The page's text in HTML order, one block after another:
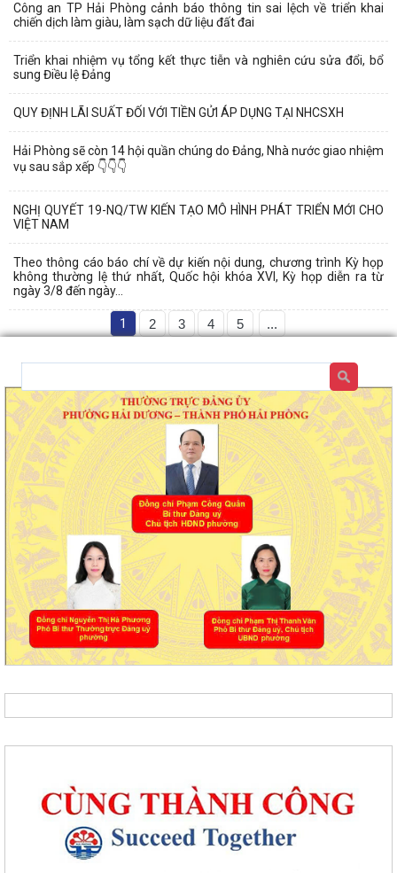
Công an TP Hải Phòng cảnh báo thông tin sai lệch về triển khai
chiến dịch làm giàu, làm sạch dữ liệu đất đai
Triển khai nhiệm vụ tổng kết thực tiễn và nghiên cứu sửa đổi, bổ
sung Điều lệ Đảng
QUY ĐỊNH LÃI SUẤT ĐỐI VỚI TIỀN GỬI ÁP DỤNG TẠI NHCSXH
Hải Phòng sẽ còn 14 hội quần chúng do Đảng, Nhà nước giao nhiệm
vụ sau sắp xếp 👇👇👇
NGHỊ QUYẾT 19-NQ/TW KIẾN TẠO MÔ HÌNH PHÁT TRIỂN MỚI CHO
VIỆT NAM
Theo thông cáo báo chí về dự kiến nội dung, chương trình Kỳ họp
không thường lệ thứ nhất, Quốc hội khóa XVI, Kỳ họp diễn ra từ
ngày 3/8 đến ngày...
1 2 3 4 5 ...